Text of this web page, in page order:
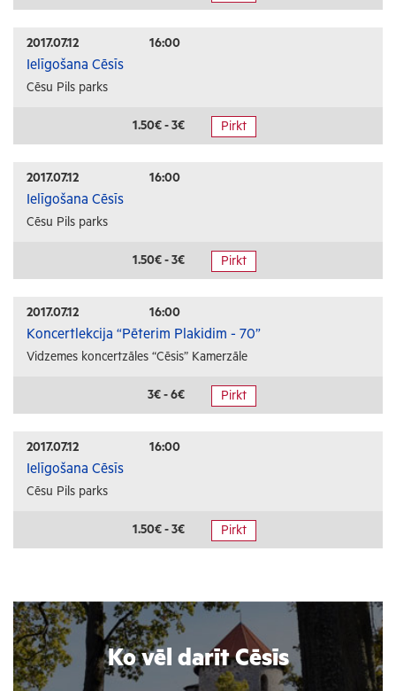
2017.07.12 16:00
Ielīgošana Cēsīs
Cēsu Pils parks
1.50€ - 3€ Pirkt
2017.07.12 16:00
Ielīgošana Cēsīs
Cēsu Pils parks
1.50€ - 3€ Pirkt
2017.07.12 16:00
Koncertlekcija “Pēterim Plakidim - 70”
Vidzemes koncertzāles “Cēsis” Kamerzāle
3€ - 6€ Pirkt
2017.07.12 16:00
Ielīgošana Cēsīs
Cēsu Pils parks
1.50€ - 3€ Pirkt
Ko vēl darīt Cēsīs